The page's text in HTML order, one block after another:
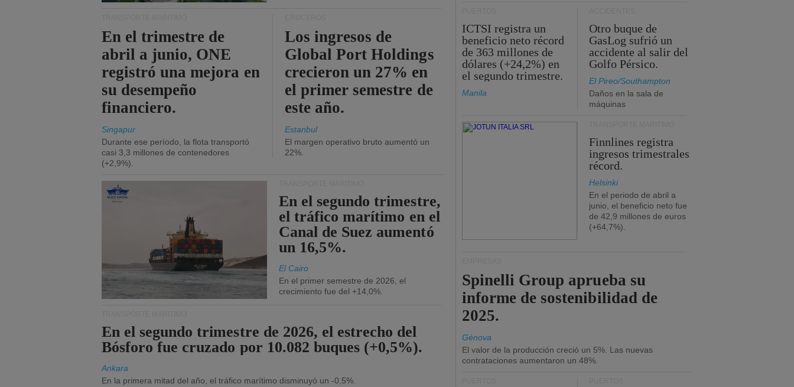
En el trimestre de
abril a junio, ONE
registró una mejora en
su desempeño
financiero.
Singapur
Durante ese período, la flota transportó
casi 3,3 millones de contenedores
(+2,9%).
Los ingresos de
Global Port Holdings
crecieron un 27% en
el primer semestre de
este año.
Estanbul
El margen operativo bruto aumentó un
22%.
En el segundo trimestre,
el tráfico marítimo en el
Canal de Suez aumentó
un 16,5%.
El Cairo
En el primer semestre de 2026, el
crecimiento fue del +14,0%.
En el segundo trimestre de 2026, el estrecho del
Bósforo fue cruzado por 10.082 buques (+0,5%).
Ankara
En la primera mitad del año, el tráfico marítimo disminuyó un -0,5%.
ICTSI registra un
beneficio neto récord
de 363 millones de
dólares (+24,2%) en
el segundo trimestre.
Manila
Otro buque de
GasLog sufrió un
accidente al salir del
Golfo Pérsico.
El Pireo/Southampton
Daños en la sala de
máquinas
Finnlines registra
ingresos trimestrales
récord.
Helsinki
En el periodo de abril a
junio, el beneficio neto fue
de 42,9 millones de euros
(+64,7%).
Spinelli Group aprueba su
informe de sostenibilidad de
2025.
Génova
El valor de la producción creció un 5%. Las nuevas
contrataciones aumentaron un 48%.